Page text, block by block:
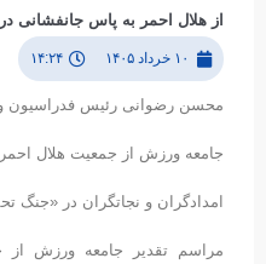
از هلال احمر به پاس جانفشانی
۱۰ خرداد ۱۴۰۵ ۱۴:۲۴
محسن رضوانی رئیس فدراسیون
جامعه ورزش از جمعیت هلال
امدادگران و نجاتگران در «جنگ
مراسم تقدیر جامعه ورزش از